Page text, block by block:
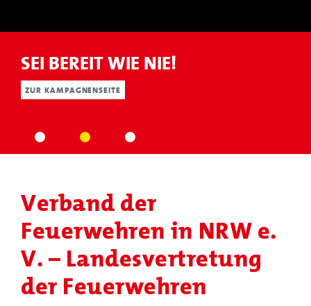
SEI BEREIT WIE NIE!
ZUR KAMPAGNENSEITE
Verband der
Feuerwehren in NRW e.
V. – Landesvertretung
der Feuerwehren